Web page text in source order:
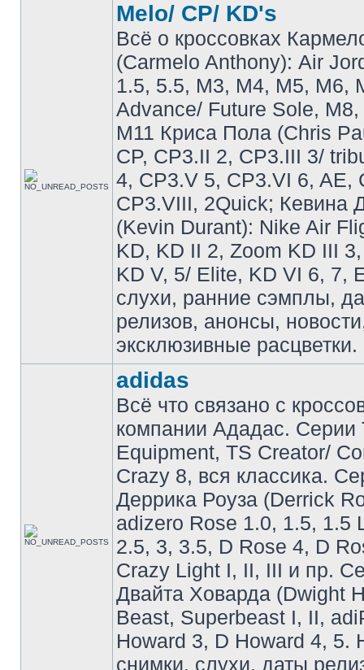
Melo/ CP/ KD's
Всё о кроссовках
(Carmelo Anthony): Air
1.5, 5.5, M3, M4, M5, M6,
Advance/ Future Sole,
M11 Криса Пола (Chris
CP, CP3.II 2, CP3.III 3/
4, CP3.V 5, CP3.VI 6, AE,
CP3.VIII, 2Quick; Кевина
(Kevin Durant): Nike Air
KD, KD II 2, Zoom KD III
KD V, 5/ Elite, KD VI 6, 7,
слухи, ранние сэмплы,
релизов, анонсы,
эксклюзивные расцветки.
adidas
Всё что связано с
компании Ададас. Серии
Equipment, TS Creator/
Crazy 8, вся классика.
Деррика Роуза (Derrick
adizero Rose 1.0, 1.5, 1.5
2.5, 3, 3.5, D Rose 4, D
Crazy Light I, II, III и пр.
Двайта Ховарда (Dwight
Beast, Superbeast I, II,
Howard 3, D Howard 4, 5.
снимки, слухи, даты